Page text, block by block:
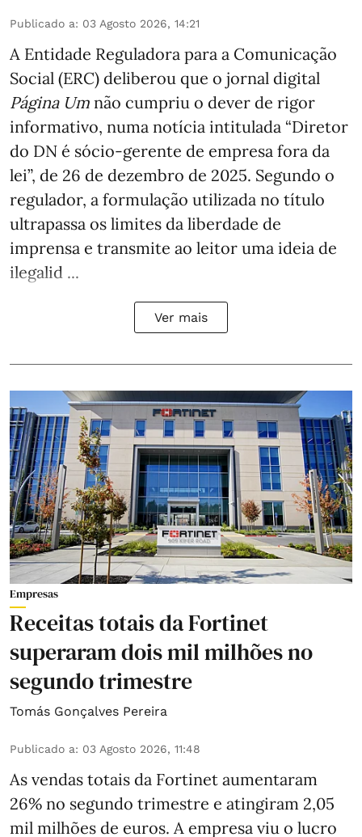
Publicado a: 03 Agosto 2026, 14:21
A Entidade Reguladora para a Comunicação
Social (ERC) deliberou que o jornal digital
Página Um não cumpriu o dever de rigor
informativo, numa notícia intitulada “Diretor
do DN é sócio‑gerente de empresa fora da
lei”, de 26 de dezembro de 2025. Segundo o
regulador, a formulação utilizada no título
ultrapassa os limites da liberdade de
imprensa e transmite ao leitor uma ideia de
ilegalid ...
Ver mais
Empresas
Receitas totais da Fortinet
superaram dois mil milhões no
segundo trimestre
Tomás Gonçalves Pereira
Publicado a: 03 Agosto 2026, 11:48
As vendas totais da Fortinet aumentaram
26% no segundo trimestre e atingiram 2,05
mil milhões de euros. A empresa viu o lucro